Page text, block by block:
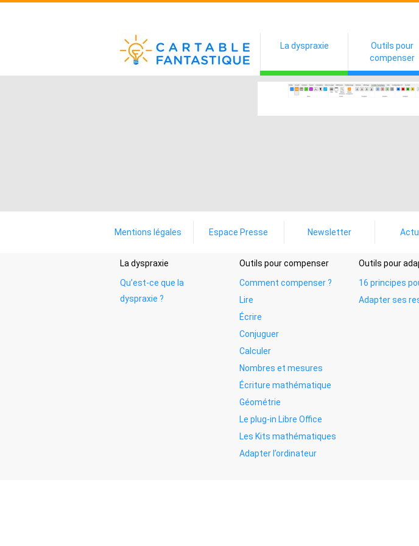
La dyspraxie
Outils pour
compenser
Mentions légales Espace Presse Newsletter
La dyspraxie
Qu’est-ce que la
dyspraxie ?
Outils pour compenser
Comment compenser ?
Lire
Écrire
Conjuguer
Calculer
Nombres et mesures
Écriture mathématique
Géométrie
Le plug-in Libre Office
Les Kits mathématiques
Adapter l’ordinateur
Outils pour
16 principes
Adapter ses